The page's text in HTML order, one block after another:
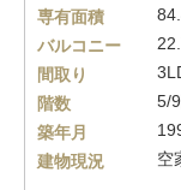
専有面積
バルコニー
間取り
階数
5/
築年月
建物現況
空